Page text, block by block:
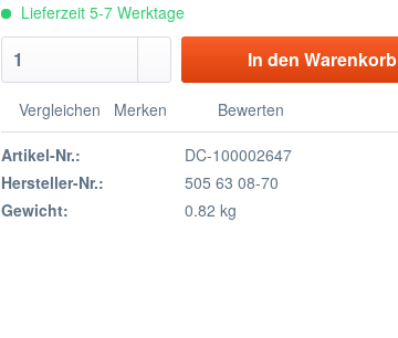
Lieferzeit 5-7 Werktage
In den Warenkorb
Vergleichen Merken Bewerten
Artikel-Nr.:
DC-100002647
Hersteller-Nr.:
505 63 08-70
Gewicht:
0.82 kg